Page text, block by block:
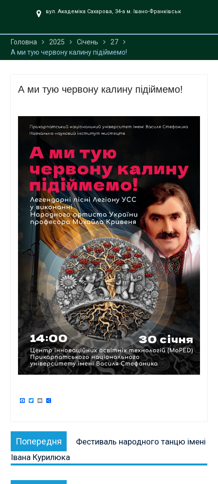
вул. Академіка Сахарова, 34-а м. Івано-Франківськ
Головна 2025 Січень
27
А ми тую червону калину підіймемо!
А ми тую червону калину підіймемо!
Facebook
Twitter
EmailПоділитися
Навігація
записів
Попередня
Попередня
публікація:
Фестиваль народного танцю імені
Івана Курилюка